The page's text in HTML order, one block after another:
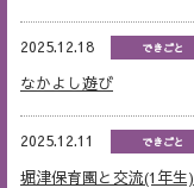
2025.12.18 できごと
なかよし遊び
2025.12.11 できごと
堀津保育園と交流(1年生)